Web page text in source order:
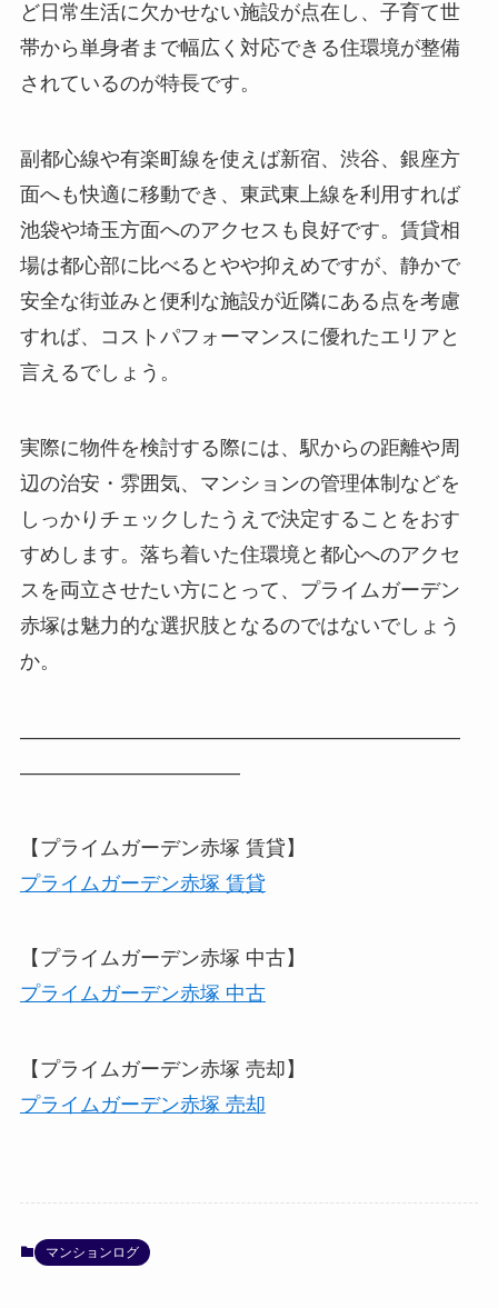
ど日常生活に欠かせない施設が点在し、子育て世
帯から単身者まで幅広く対応できる住環境が整備
されているのが特長です。
副都心線や有楽町線を使えば新宿、渋谷、銀座方
面へも快適に移動でき、東武東上線を利用すれば
池袋や埼玉方面へのアクセスも良好です。賃貸相
場は都心部に比べるとやや抑えめですが、静かで
安全な街並みと便利な施設が近隣にある点を考慮
すれば、コストパフォーマンスに優れたエリアと
言えるでしょう。
実際に物件を検討する際には、駅からの距離や周
辺の治安・雰囲気、マンションの管理体制などを
しっかりチェックしたうえで決定することをおす
すめします。落ち着いた住環境と都心へのアクセ
スを両立させたい方にとって、プライムガーデン
赤塚は魅力的な選択肢となるのではないでしょう
か。
――――――――――――――――――――――
―――――――――――
【プライムガーデン赤塚 賃貸】
プライムガーデン赤塚 賃貸
【プライムガーデン赤塚 中古】
プライムガーデン赤塚 中古
【プライムガーデン赤塚 売却】
プライムガーデン赤塚 売却
マンションログ